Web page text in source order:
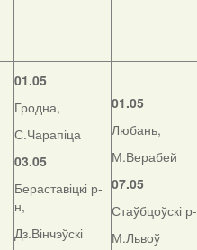
01.05
Гродна,
С.Чарапіца
03.05
Бераставіцкі р-
н,
Дз.Вінчэўскі
01.05
Любань,
М.Верабей
07.05
Стаўбцоўскі
М.Львоў